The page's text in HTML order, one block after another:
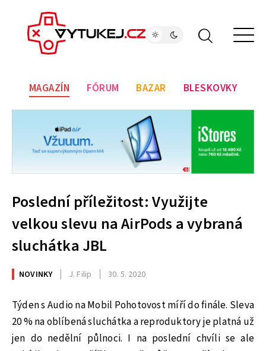
MAGAZÍN FÓRUM BAZAR BLESKOVKY
Poslední příležitost: Využijte
velkou slevu na AirPods a vybraná
sluchátka JBL
NOVINKY J. Filip 30. 5. 2020
Týden s Audio na Mobil Pohotovost míří do finále. Sleva
20 % na oblíbená sluchátka a reproduktory je platná už
jen do nedělní půlnoci. I na poslední chvíli se ale